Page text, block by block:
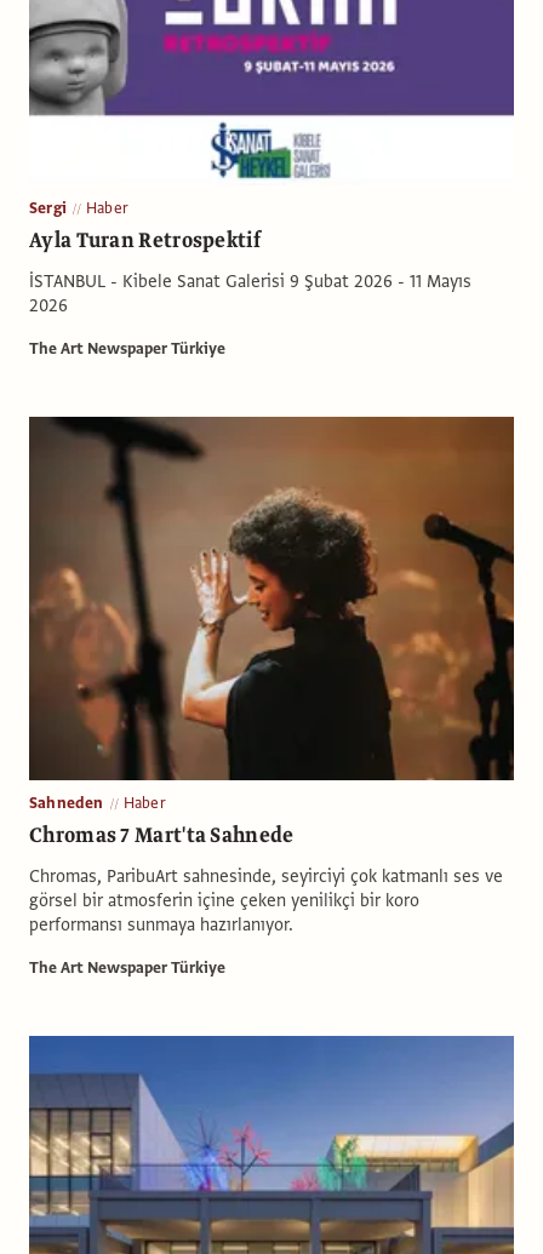
Sergi Haber
Ayla Turan Retrospektif
İSTANBUL - Kibele Sanat Galerisi 9 Şubat 2026 - 11 Mayıs
2026
The Art Newspaper Türkiye
Sahneden Haber
Chromas 7 Mart'ta Sahnede
Chromas, ParibuArt sahnesinde, seyirciyi çok katmanlı ses ve
görsel bir atmosferin içine çeken yenilikçi bir koro
performansı sunmaya hazırlanıyor.
The Art Newspaper Türkiye